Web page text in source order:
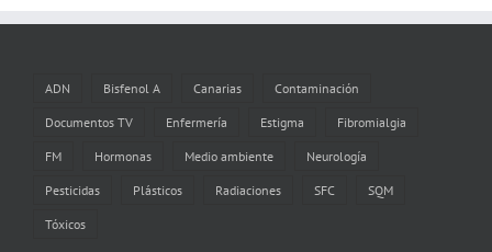
ADN Bisfenol A Canarias Contaminación
Documentos TV Enfermería Estigma Fibromialgia
FM Hormonas Medio ambiente Neurología
Pesticidas Plásticos Radiaciones SFC SQM
Tóxicos